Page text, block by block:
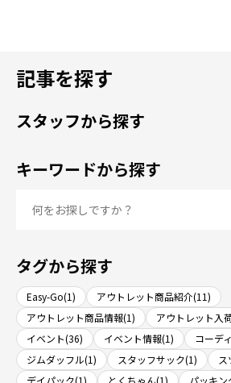
記事を探す
スタッフから探す
キーワードから探す
タグから探す
Easy-Go(1)
アウトレット商品紹介(11)
アウトレット商品情報(1)
アウトレット入
イベント(36)
イベント情報(1)
コーデ
ジムダッフル(1)
スタッフサック(1)
デイパック(1)
とくちゃん(1)
パッキン